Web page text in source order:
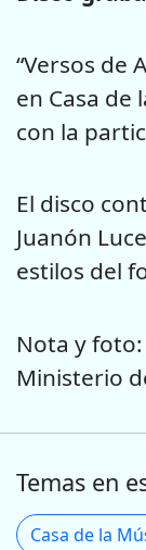
“Versos de
en Casa de
con la
El disco
Juanón
estilos del
Nota y foto:
Ministerio
Temas en
Casa de la